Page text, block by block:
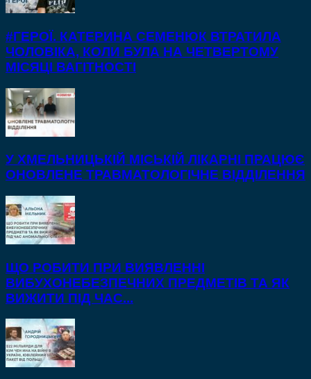
#ГЕРОЇ. КАТЕРИНА СЕМЕНЮК ВТРАТИЛА
ЧОЛОВІКА, КОЛИ БУЛА НА ЧЕТВЕРТОМУ
МІСЯЦІ ВАГІТНОСТІ
У ХМЕЛЬНИЦЬКІЙ МІСЬКІЙ ЛІКАРНІ ПРАЦЮЄ
ОНОВЛЕНЕ ТРАВМАТОЛОГІЧНЕ ВІДДІЛЕННЯ
ЩО РОБИТИ ПРИ ВИЯВЛЕННІ
ВИБУХОНЕБЕЗПЕЧНИХ ПРЕДМЕТІВ ТА ЯК
ВИЖИТИ ПІД ЧАС...